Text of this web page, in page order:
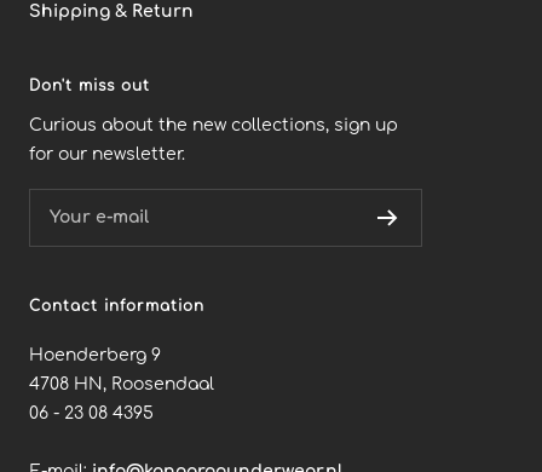
Shipping & Return
Don't miss out
Curious about the new collections, sign up
for our newsletter.
Your e-mail
Contact information
Hoenderberg 9
4708 HN, Roosendaal
06 - 23 08 4395